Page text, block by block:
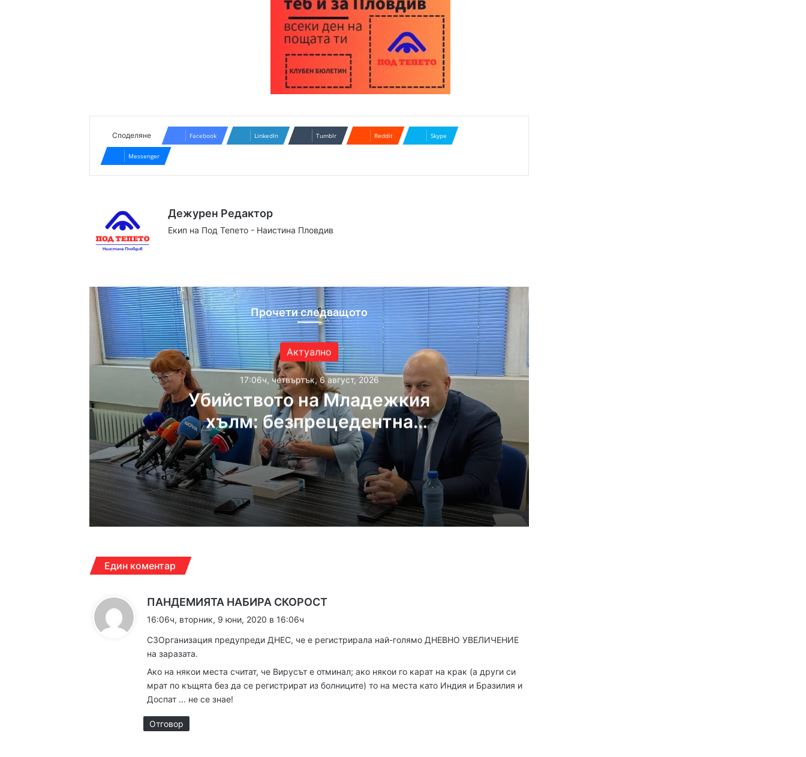
Споделяне Facebook LinkedIn Tumblr Reddit Skype
Messenger
Дежурен Редактор
Екип на Под Тепето - Наистина Пловдив
Прочети следващото
Актуално
17:06ч, четвъртък, 6 август, 2026
Убийството на Младежкия
хълм: безпрецедентна
жестокост от „ловци на
педофили“
17:06ч, четвъртък, 6 август, 2026
Убийството на Младежкия хълм: безпрецедентна жестокост от „ловци на педофили“
16:40ч, четвъртък, 6 август, 2026
16:15ч, четвъртък, 6 август, 2026
„Sharenting“ или как с една снимка от плажа излагаме детето си на риск
16:10ч, четвъртък, 6 август, 2026
Един коментар
ПАНДЕМИЯТА НАБИРА СКОРОСТ
а
16:06ч, вторник, 9 юни, 2020 в 16:06ч
СЗОрганизация предупреди ДНЕС, че е регистрирала най-голямо ДНЕВНО УВЕЛИЧЕНИЕ
на заразата.
Ако на някои места считат, че Вирусът е отминал; ако някои го карат на крак (а други си
мрат по къщята без да се регистрират из болниците) то на места като Индия и Бразилия и
Доспат … не се знае!
Отговор